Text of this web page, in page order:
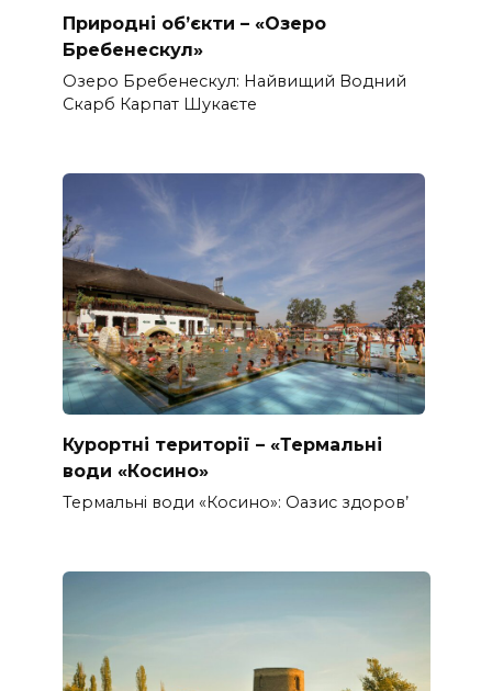
Природні об’єкти – «Озеро
Бребенескул»
Озеро Бребенескул: Найвищий Водний
Скарб Карпат Шукаєте
Курортні території – «Термальні
води «Косино»
Термальні води «Косино»: Оазис здоров’